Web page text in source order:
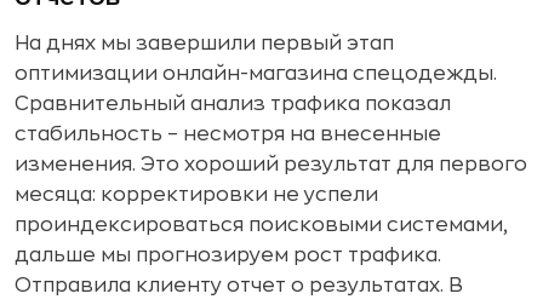
На днях мы завершили первый этап
оптимизации онлайн-магазина спецодежды.
Сравнительный анализ трафика показал
стабильность – несмотря на внесенные
изменения. Это хороший результат для первого
месяца: корректировки не успели
проиндексироваться поисковыми системами,
дальше мы прогнозируем рост трафика.
Отправила клиенту отчет о результатах. В